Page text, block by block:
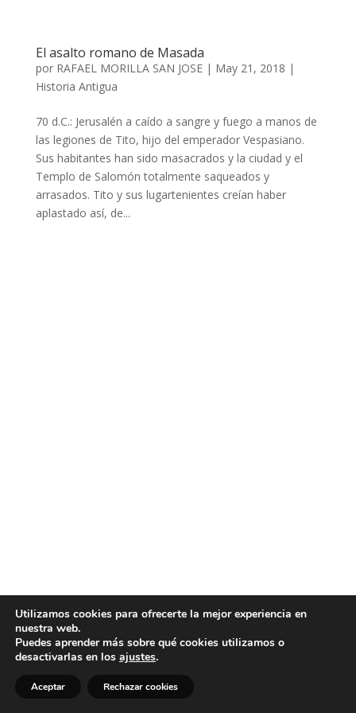
El asalto romano de Masada
por RAFAEL MORILLA SAN JOSE| May 21, 2018 |
Historia Antigua
70 d.C.: Jerusalén a caído a sangre y fuego a manos de
las legiones de Tito, hijo del emperador Vespasiano.
Sus habitantes han sido masacrados y la ciudad y el
Templo de Salomón totalmente saqueados y
arrasados. Tito y sus lugartenientes creían haber
aplastado así, de...
Utilizamos cookies para ofrecerte la mejor experiencia en
nuestra web.
Puedes aprender más sobre qué cookies utilizamos o
desactivarlas en los ajustes.
Aceptar Rechazar cookies